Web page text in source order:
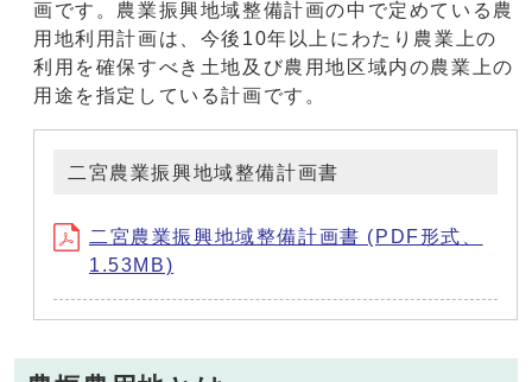
画です。農業振興地域整備計画の中で定めている農
用地利用計画は、今後10年以上にわたり農業上の
利用を確保すべき土地及び農用地区域内の農業上の
用途を指定している計画です。
二宮農業振興地域整備計画書
二宮農業振興地域整備計画書 (PDF形式、
1.53MB)